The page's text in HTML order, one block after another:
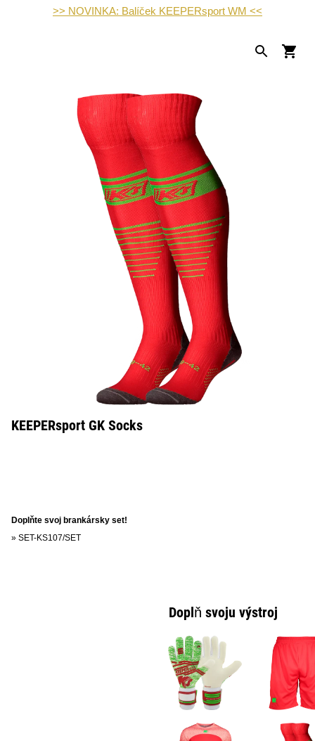
>> NOVINKA: Balíček KEEPERsport WM <<
KEEPERsport GK Socks
Doplňte svoj brankársky set!
» SET-KS107/SET
Doplň svoju výstroj